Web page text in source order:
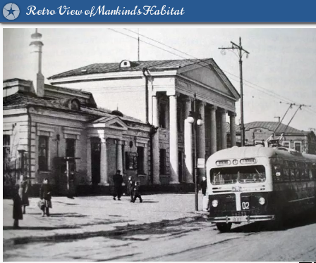
Retro View of Mankind's Habitat